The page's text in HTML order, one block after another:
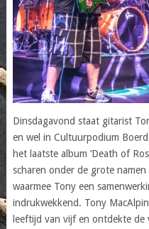
Dinsdagavond staat gitarist
en wel in Cultuurpodium
het laatste album ‘Death of
scharen onder de grote
waarmee Tony een
indrukwekkend. Tony
leeftijd van vijf en ontdekte